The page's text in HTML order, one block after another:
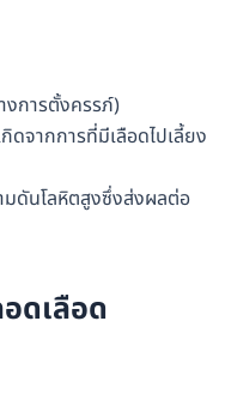
งการตั้งครรภ์)
ดจากการที่มีเลือดไปเลี้ยง
ดันโลหิตสูงซึ่งส่งผลต่อ
ดเลือด